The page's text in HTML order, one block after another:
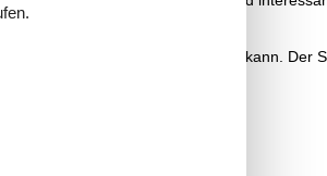
die dänischer kaum sein kann. Der